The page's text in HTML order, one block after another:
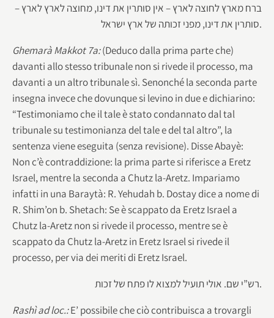
ברח מארץ לחוצה לארץ – אין סותרין את דינו, מחוצה לארץ לארץ –
סותרין את דינו, מפני זכותה של ארץ ישראל.
Ghemarà Makkot 7a:(Deduco dalla prima parte che)
davanti allo stesso tribunale non si rivede il processo, ma
davanti a un altro tribunale sì. Senonché la seconda parte
insegna invece che dovunque si levino in due e dichiarino:
“Testimoniamo che il tale è stato condannato dal tal
tribunale su testimonianza del tale e del tal altro”, la
sentenza viene eseguita (senza revisione). Disse Abayè:
Non c’è contraddizione: la prima parte si riferisce a Eretz
Israel, mentre la seconda a Chutz la-Aretz. Impariamo
infatti in una Baraytà: R. Yehudah b. Dostay dice a nome di
R. Shim’on b. Shetach: Se è scappato da Eretz Israel a
Chutz la-Aretz non si rivede il processo, mentre se è
scappato da Chutz la-Aretz in Eretz Israel si rivede il
processo, per via dei meriti di Eretz Israel.
רש”י שם. אולי תועיל למצוא לו פתח של זכות.
Rashì ad loc.:E’ possibile che ciò contribuisca a trovargli